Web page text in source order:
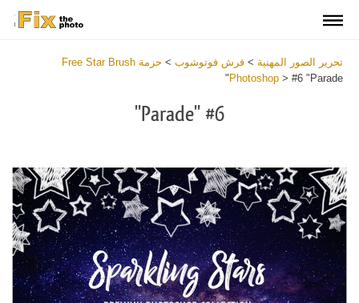
تحرير الصور المهنية > فرش فوتوشوب >
حزمة Free Star Brush
Photoshop > #6 "Parade"
#6 "Parade"
Download Free Brush
View the Full Collection